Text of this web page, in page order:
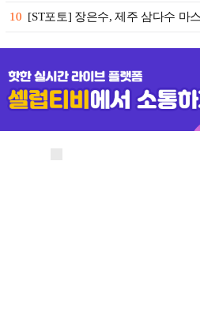
10 [ST포토] 장은수, 제주 삼다수 마